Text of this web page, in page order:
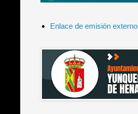
Enlace de emisión externo